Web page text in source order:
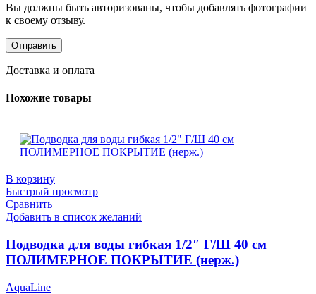
Вы должны быть авторизованы, чтобы добавлять фотографии
к своему отзыву.
Доставка и оплата
Похожие товары
В корзину
Быстрый просмотр
Сравнить
Добавить в список желаний
Подводка для воды гибкая 1/2″ Г/Ш 40 см
ПОЛИМЕРНОЕ ПОКРЫТИЕ (нерж.)
AquaLine